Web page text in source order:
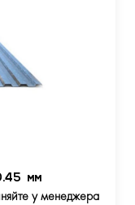
мм
у менеджера